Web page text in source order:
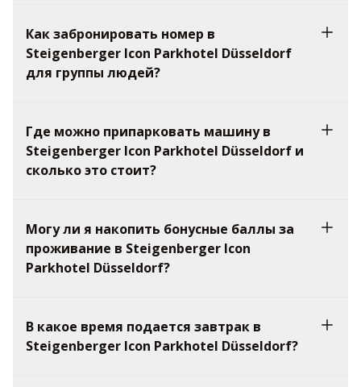
Как забронировать номер в
Steigenberger Icon Parkhotel Düsseldorf
для группы людей?
Где можно припарковать машину в
Steigenberger Icon Parkhotel Düsseldorf и
сколько это стоит?
Могу ли я накопить бонусные баллы за
проживание в Steigenberger Icon
Parkhotel Düsseldorf?
В какое время подается завтрак в
Steigenberger Icon Parkhotel Düsseldorf?